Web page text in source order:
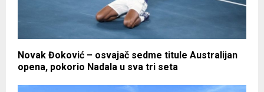
Novak Đoković – osvajač sedme titule Australijan
opena, pokorio Nadala u sva tri seta